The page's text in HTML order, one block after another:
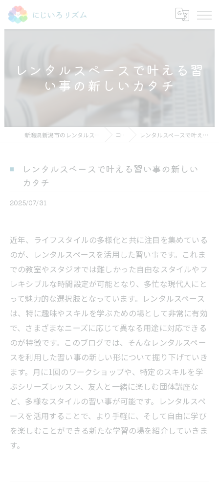
レンタルスペースで叶える習
い事の新しいカタチ
新潟県新潟市のレンタルスペースならにじいろリズム コラム レンタルスペースで叶える習い事の新しいカタチ
レンタルスペースで叶える習い事の新しい
カタチ
2025/07/31
近年、ライフスタイルの多様化と共に注目を集めている
のが、レンタルスペースを活用した習い事です。これま
での教室やスタジオでは難しかった自由なスタイルやフ
レキシブルな時間設定が可能となり、多忙な現代人にと
って魅力的な選択肢となっています。レンタルスペース
は、特に趣味やスキルを学ぶための場として非常に有効
で、さまざまなニーズに応じて異なる用途に対応できる
のが特徴です。このブログでは、そんなレンタルスペー
スを利用した習い事の新しい形について掘り下げていき
ます。月に1回のワークショップや、特定のスキルを学
ぶシリーズレッスン、友人と一緒に楽しむ団体講座な
ど、多様なスタイルの習い事が可能です。レンタルスペ
ースを活用することで、より手軽に、そして自由に学び
を楽しむことができる新たな学習の場を紹介していきま
す。